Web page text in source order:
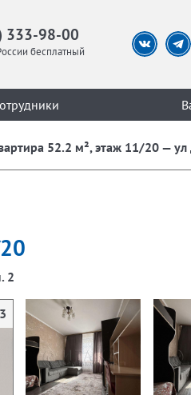
333-98-00
бесплатный
52.2 м², этаж 11/20 — ул
2